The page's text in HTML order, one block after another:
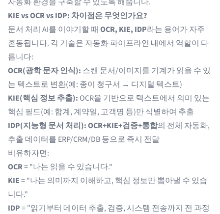
KIE vs OCR vs IDP: 차이점은 무엇인가요?
문서 처리 AI를 이야기할 때 OCR, KIE, IDP라는 용어가 자주
혼동됩니다. 각 기술은 자동화 파이프라인 내에서 역할이 다
릅니다:
OCR(광학 문자 인식): 스캔 문서/이미지를 기계가 읽을 수 있
는 텍스트로 변환(예: 종이 청구서 → 디지털 텍스트)
KIE(핵심 정보 추출): OCR을 기반으로 텍스트에서 의미 있는
핵심 필드(예: 합계, 계약일, 고객명 등)만 식별하여 추출
IDP(지능형 문서 처리):OCR+KIE+검증+통합의 전체 자동화,
추출 데이터를 ERP/CRM/DB 등으로 즉시 전달
비유하자면:
OCR= "나는 읽을 수 있습니다."
KIE= "나는 의미까지 이해하고, 핵심 정보만 뽑아낼 수 있습
니다."
IDP= "읽기부터 데이터 추출, 검증, 시스템 전송까지 전 과정